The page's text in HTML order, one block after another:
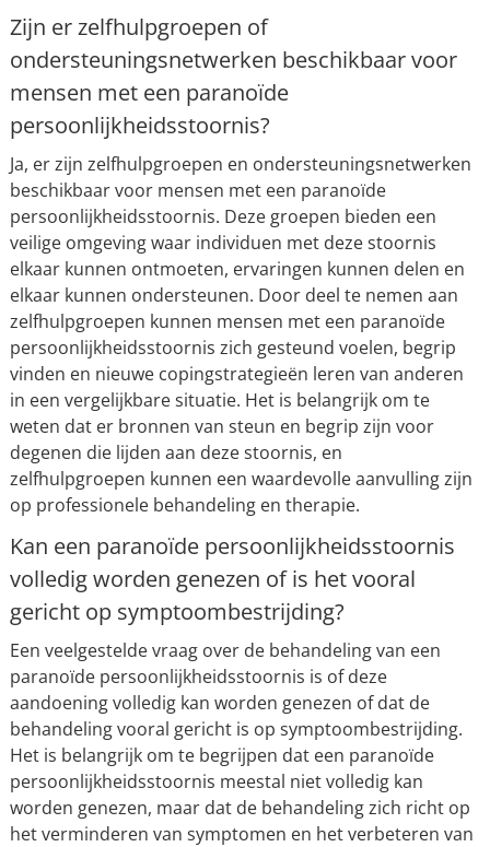
Zijn er zelfhulpgroepen of
ondersteuningsnetwerken beschikbaar voor
mensen met een paranoïde
persoonlijkheidsstoornis?
Ja, er zijn zelfhulpgroepen en ondersteuningsnetwerken
beschikbaar voor mensen met een paranoïde
persoonlijkheidsstoornis. Deze groepen bieden een
veilige omgeving waar individuen met deze stoornis
elkaar kunnen ontmoeten, ervaringen kunnen delen en
elkaar kunnen ondersteunen. Door deel te nemen aan
zelfhulpgroepen kunnen mensen met een paranoïde
persoonlijkheidsstoornis zich gesteund voelen, begrip
vinden en nieuwe copingstrategieën leren van anderen
in een vergelijkbare situatie. Het is belangrijk om te
weten dat er bronnen van steun en begrip zijn voor
degenen die lijden aan deze stoornis, en
zelfhulpgroepen kunnen een waardevolle aanvulling zijn
op professionele behandeling en therapie.
Kan een paranoïde persoonlijkheidsstoornis
volledig worden genezen of is het vooral
gericht op symptoombestrijding?
Een veelgestelde vraag over de behandeling van een
paranoïde persoonlijkheidsstoornis is of deze
aandoening volledig kan worden genezen of dat de
behandeling vooral gericht is op symptoombestrijding.
Het is belangrijk om te begrijpen dat een paranoïde
persoonlijkheidsstoornis meestal niet volledig kan
worden genezen, maar dat de behandeling zich richt op
het verminderen van symptomen en het verbeteren van